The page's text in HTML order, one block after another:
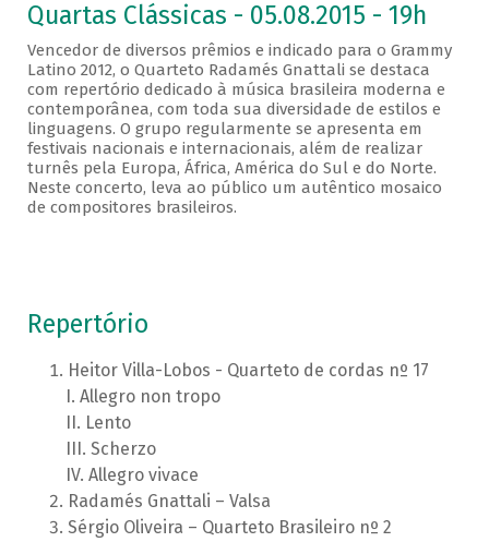
Quartas Clássicas - 05.08.2015 - 19h
Vencedor de diversos prêmios e indicado para o Grammy
Latino 2012, o Quarteto Radamés Gnattali se destaca
com repertório dedicado à música brasileira moderna e
contemporânea, com toda sua diversidade de estilos e
linguagens. O grupo regularmente se apresenta em
festivais nacionais e internacionais, além de realizar
turnês pela Europa, África, América do Sul e do Norte.
Neste concerto, leva ao público um autêntico mosaico
de compositores brasileiros.
Repertório
Heitor Villa-Lobos - Quarteto de cordas nº 17
Allegro non tropo
Lento
Scherzo
Allegro vivace
Radamés Gnattali – Valsa
Sérgio Oliveira – Quarteto Brasileiro nº 2